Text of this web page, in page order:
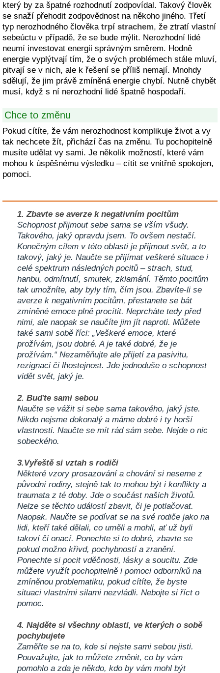
který by za špatné rozhodnutí zodpovídal. Takový člověk
se snaží přehodit zodpovědnost na někoho jiného. Třetí
typ nerozhodného člověkatrpí strachem, že ztratí vlastní
sebeúctu v případě, že se bude mýlit. Nerozhodní lidé
neumí investovat energii správným směrem. Hodně
energie vyplýtvají tím, že o svých problémech stále mluví,
pitvají se v nich, ale k řešení se příliš nemají. Mnohdy
sdělují, že jim právě zmíněná energie chybí. Nutně chybět
musí, když s ní nerozhodní lidé špatně hospodaří.
Chce to změnu
Pokud cítíte, že vám nerozhodnost komplikuje život a vy
tak nechcete žít, přichází čas na změnu. Tu pochopitelně
musíte udělat vy sami. Je několik možností, které vám
mohou k úspěšnému výsledku – cítit se vnitřně spokojen,
pomoci.
1. Zbavte se averze k negativním pocitům
Schopnost přijmout sebe sama se vším všudy.
Takového, jaký opravdu jsem. To ovšem nestačí.
Konečným cílem v této oblasti je přijmout svět, a to
takový, jaký je. Naučte se přijímat veškeré situace i
celé spektrum následných pocitů – strach, stud,
hanbu, odmítnutí, smutek, zklamání. Těmto pocitům
tak umožníte, aby byly tím, čím jsou. Zbavíte-li se
averze k negativním pocitům, přestanete se bát
zmíněné emoce plně procítit. Neprcháte tedy před
nimi, ale naopak se naučíte jim jít naproti. Můžete
také sami sobě říci: „Veškeré emoce, které
prožívám, jsou dobré. A je také dobré, že je
prožívám.“ Nezaměňujte ale přijetí za pasivitu,
rezignaci či lhostejnost. Jde jednoduše o schopnost
vidět svět, jaký je.
2. Buďte sami sebou
Naučte se vážit si sebe sama takového, jaký jste.
Nikdo nejsme dokonalý a máme dobré i ty horší
vlastnosti. Naučte se mít rád sám sebe. Nejde o nic
sobeckého.
3.Vyřeště si vztah s rodiči
Některé vzory prosazování a chování si neseme z
původní rodiny, stejně tak to mohou být i konflikty a
traumata z té doby. Jde o součást našich životů.
Nelze se těchto událostí zbavit, či je potlačovat.
Naopak. Naučte se podívat se na své rodiče jako na
lidi, kteří také dělali, co uměli a mohli, ať už byli
takoví či onací. Ponechte si to dobré, zbavte se
pokud možno křivd, pochybností a zranění.
Ponechte si pocit vděčnosti, lásky a soucitu. Zde
můžete využít pochopitelně i pomoci odborníků na
zmíněnou problematiku, pokud cítíte, že byste
situaci vlastními silami nezvládli. Nebojte si říct o
pomoc.
4. Najděte si všechny oblasti, ve kterých o sobě
pochybujete
Zaměřte se na to, kde si nejste sami sebou jisti.
Pouvažujte, jak to můžete změnit, co by vám
pomohlo a zda je někdo, kdo by vám mohl být